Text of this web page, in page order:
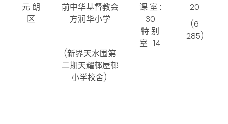
元 朗
区
前中华基督教会
方润华小学
(新界天水围第
二期天耀邨屋邨
小学校舍)
课 室 :
30
特 别
室 : 14
20
(6
285)